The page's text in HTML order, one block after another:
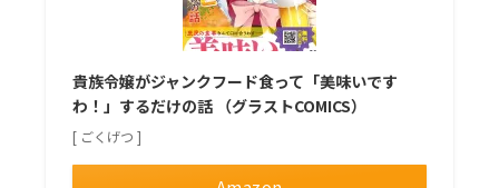
貴族令嬢がジャンクフード食って「美味いです
わ！」するだけの話 （グラストCOMICS）
[ ごくげつ ]